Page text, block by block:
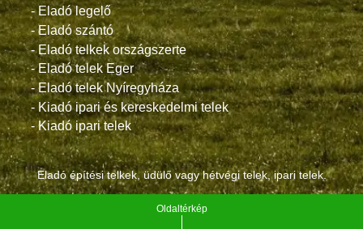
- Eladó legelő
- Eladó szántó
- Eladó telkek országszerte
- Eladó telek Eger
- Eladó telek Nyíregyháza
- Kiadó ipari és kereskedelmi telek
- Kiadó ipari telek
Eladó építési telkek, üdülő vagy hétvégi telek, ipari telek.
Oldaltérkép